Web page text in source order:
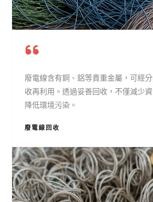
廢電線含有銅、鋁等貴重金屬，可經
收再利用。透過妥善回收，不僅減少
降低環境污染。
廢電線回收